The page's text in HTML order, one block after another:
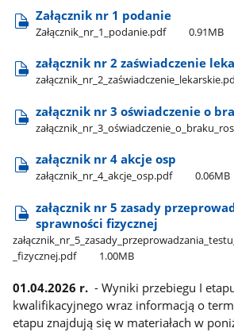
Załącznik nr 1 podanie
Załącznik​_nr​_1​_podanie.pdf 0.91MB
załącznik nr 2 zaświadczenie
załącznik nr 3 oświadczenie o
załącznik nr 4 akcje osp
załącznik​_nr​_4​_akcje​_osp.pdf 0.06MB
załącznik nr 5 zasady
sprawności fizycznej
_fizycznej.pdf
1.00MB
01.04.2026 r. - Wyniki przebiegu I
kwalifikacyjnego wraz informacją o
etapu znajdują się w materiałach w